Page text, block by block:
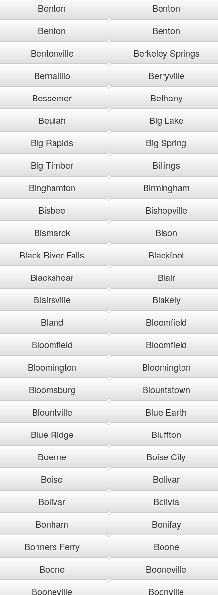
Benton
Benton
Benton
Benton
Bentonville
Berkeley Springs
Bernalillo
Berryville
Bessemer
Bethany
Beulah
Big Lake
Big Rapids
Big Spring
Big Timber
Billings
Binghamton
Birmingham
Bisbee
Bishopville
Bismarck
Bison
Black River Falls
Blackfoot
Blackshear
Blair
Blairsville
Blakely
Bland
Bloomfield
Bloomfield
Bloomfield
Bloomington
Bloomington
Bloomsburg
Blountstown
Blountville
Blue Earth
Blue Ridge
Bluffton
Boerne
Boise City
Boise
Bolivar
Bolivar
Bolivia
Bonham
Bonifay
Bonners Ferry
Boone
Boone
Booneville
Booneville
Boonville